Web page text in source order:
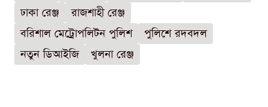
ঢাকা রেঞ্জ
রাজশাহী রেঞ্জ
বরিশাল মেট্রোপলিটন পুলিশ
পুলিশে রদবদল
নতুন ডিআইজি
খুলনা রেঞ্জ